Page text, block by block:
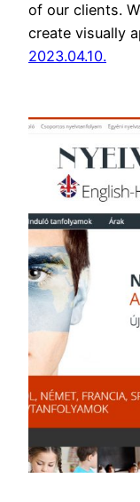
of our clients.
create visually
2023.04.10.